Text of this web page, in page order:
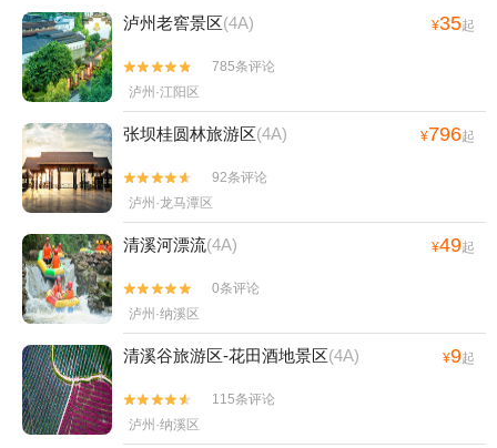
泸州老窖景区(4A) ¥35起


785条评论
泸州·江阳区
张坝桂圆林旅游区(4A) ¥796起


92条评论
泸州·龙马潭区
清溪河漂流(4A) ¥49起


0条评论
泸州·纳溪区
清溪谷旅游区-花田酒地景区(4A) ¥9起


115条评论
泸州·纳溪区